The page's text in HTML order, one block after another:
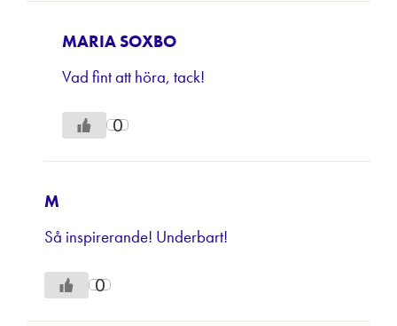
MARIA SOXBO
Vad fint att höra, tack!
0
M
Så inspirerande! Underbart!
0